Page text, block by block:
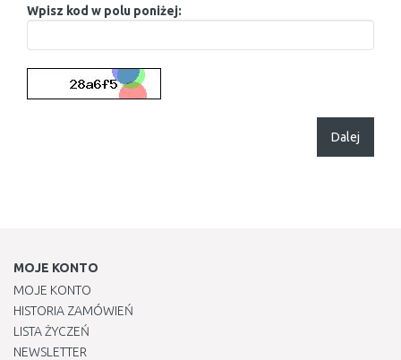
Wpisz kod w polu poniżej:
Dalej
MOJE KONTO
MOJE KONTO
HISTORIA ZAMÓWIEŃ
LISTA ŻYCZEŃ
NEWSLETTER